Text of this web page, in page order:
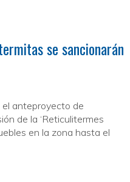
se sancionarán
anteproyecto de
de la ‘Reticulitermes
en la zona hasta el